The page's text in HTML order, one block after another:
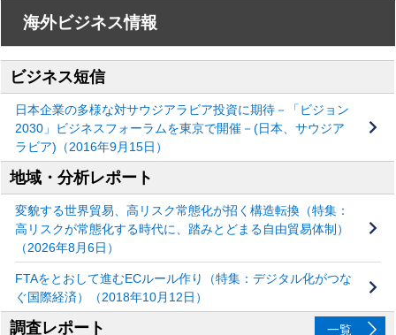
海外ビジネス情報
ビジネス短信
日本企業の多様な対サウジアラビア投資に期待－「ビジョン
2030」ビジネスフォーラムを東京で開催－(日本、サウジア
ラビア)（2016年9月15日）
地域・分析レポート
変貌する世界貿易、高リスク常態化が招く構造転換（特集：
高リスクが常態化する時代に、踏みとどまる自由貿易体制）
（2026年8月6日）
FTAをとおして進むECルール作り（特集：デジタル化がつな
ぐ国際経済）（2018年10月12日）
調査レポート 一覧